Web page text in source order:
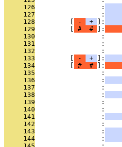
     126
                 :
     127
                 :
     128
- + ]:
     129
# # ]:
     130
:
     131
:
     132
:
     133
- + ]:
     134
# # ]:
     135
:
     136
                 :
     137
:
     138
                 :
     139
:
     140
:
     141
                 :
     142
:
     143
                 :
     144
                 :